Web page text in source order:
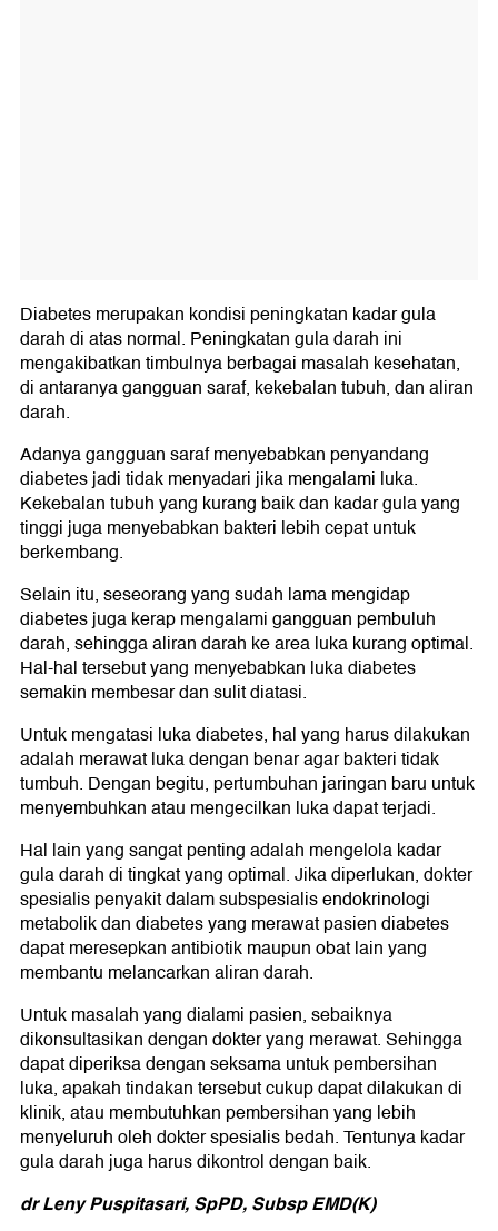
Diabetes merupakan kondisi peningkatan kadar gula
darah di atas normal. Peningkatan gula darah ini
mengakibatkan timbulnya berbagai masalah kesehatan,
di antaranya gangguan saraf, kekebalan tubuh, dan aliran
darah.
Adanya gangguan saraf menyebabkan penyandang
diabetes jadi tidak menyadari jika mengalami luka.
Kekebalan tubuh yang kurang baik dan kadar gula yang
tinggi juga menyebabkan bakteri lebih cepat untuk
berkembang.
Selain itu, seseorang yang sudah lama mengidap
diabetes juga kerap mengalami gangguan pembuluh
darah, sehingga aliran darah ke area luka kurang optimal.
Hal-hal tersebut yang menyebabkan luka diabetes
semakin membesar dan sulit diatasi.
Untuk mengatasi luka diabetes, hal yang harus dilakukan
adalah merawat luka dengan benar agar bakteri tidak
tumbuh. Dengan begitu, pertumbuhan jaringan baru untuk
menyembuhkan atau mengecilkan luka dapat terjadi.
Hal lain yang sangat penting adalah mengelola kadar
gula darah di tingkat yang optimal. Jika diperlukan, dokter
spesialis penyakit dalam subspesialis endokrinologi
metabolik dan diabetes yang merawat pasien diabetes
dapat meresepkan antibiotik maupun obat lain yang
membantu melancarkan aliran darah.
Untuk masalah yang dialami pasien, sebaiknya
dikonsultasikan dengan dokter yang merawat. Sehingga
dapat diperiksa dengan seksama untuk pembersihan
luka, apakah tindakan tersebut cukup dapat dilakukan di
klinik, atau membutuhkan pembersihan yang lebih
menyeluruh oleh dokter spesialis bedah. Tentunya kadar
gula darah juga harus dikontrol dengan baik.
dr Leny Puspitasari, SpPD, Subsp EMD(K)